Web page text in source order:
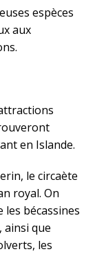
espèces
aux
en Islande.
le circaète
royal. On
bécassines
ainsi que
les